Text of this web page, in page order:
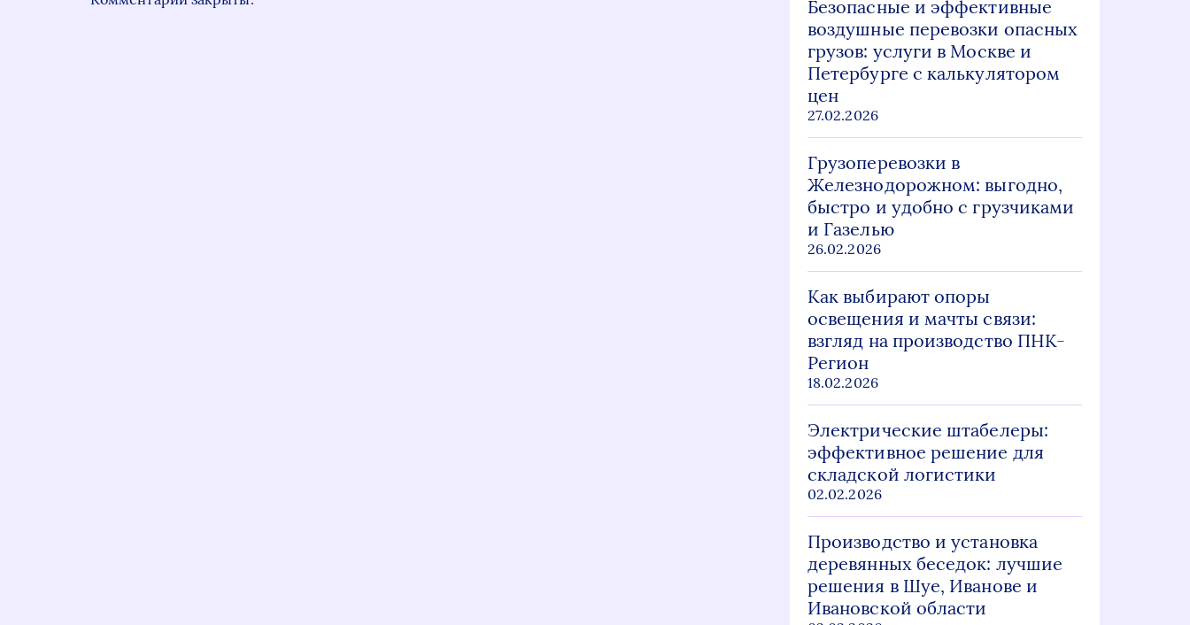
Безопасные и эффективные
воздушные перевозки опасных
грузов: услуги в Москве и
Петербурге с калькулятором
цен
27.02.2026
Грузоперевозки в
Железнодорожном: выгодно,
быстро и удобно с грузчиками
и Газелью
26.02.2026
Как выбирают опоры
освещения и мачты связи:
взгляд на производство ПНК-
Регион
18.02.2026
Электрические штабелеры:
эффективное решение для
складской логистики
02.02.2026
Производство и установка
деревянных беседок: лучшие
решения в Шуе, Иванове и
Ивановской области